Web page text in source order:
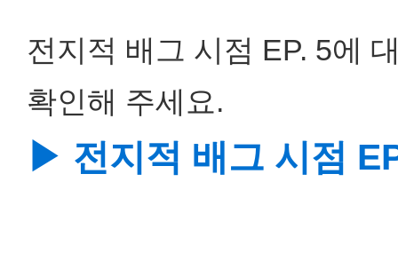
전지적 배그 시점 EP. 5에
확인해 주세요.
▶ 전지적 배그 시점